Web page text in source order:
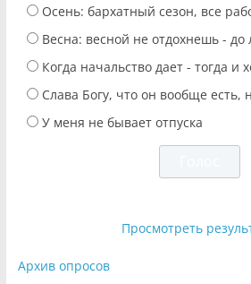
Осень: бархатный сезон, все
Весна: весной не отдохнешь - до
Когда начальство дает - тогда и
Слава Богу, что он вообще есть,
У меня не бывает отпуска
Просмотреть
Архив опросов